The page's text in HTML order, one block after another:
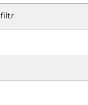
filtr